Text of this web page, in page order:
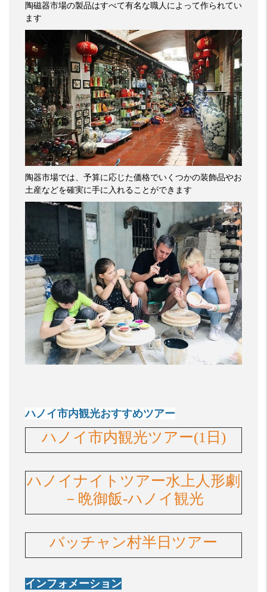
陶磁器市場の製品はすべて有名な職人によって作られてい
ます
陶器市場では、予算に応じた価格でいくつかの装飾品やお
土産などを確実に手に入れることができます
ハノイ市内観光おすすめツアー
ハノイ市内観光ツアー(1日)
ハノイナイトツアー水上人形劇
－晩御飯-ハノイ観光
バッチャン村半日ツアー
インフォメーション